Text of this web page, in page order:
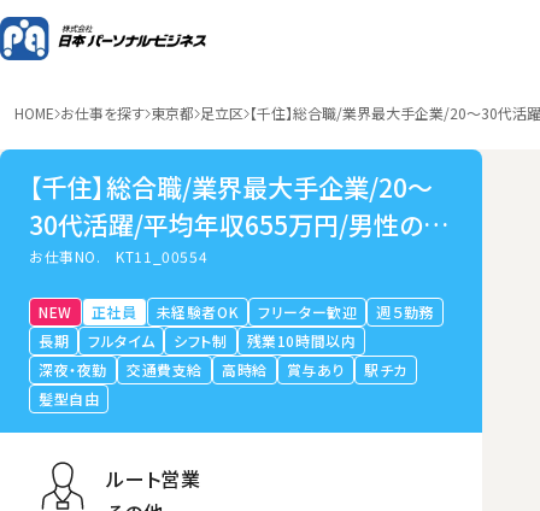
HOME お仕事を探す 東京都 足立区 【千住】総合職/業界最大手企業/20～30代
【千住】総合職/業界最大手企業/20～
30代活躍/平均年収655万円/男性の育
休取得可
お仕事NO.KT11_00554
NEW 正社員 未経験者OK フリーター歓迎
週５勤務
長期
フルタイム シフト制
残業10時間以内
深夜・夜勤
交通費支給 高時給 賞与あり
駅チカ
髪型自由
ルート営業